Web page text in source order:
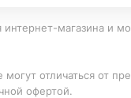
магазина и
отличаться от
офертой.